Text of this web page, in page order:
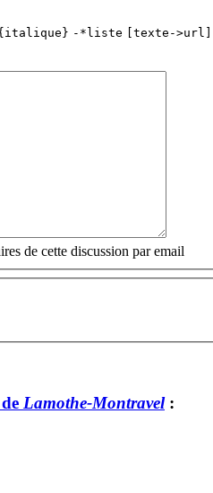
-*liste [texte->url]
de cette discussion par email
Lamothe-Montravel: